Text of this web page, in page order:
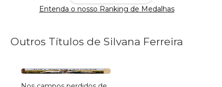
Entenda o nosso Ranking de Medalhas
Outros Títulos de Silvana Ferreira